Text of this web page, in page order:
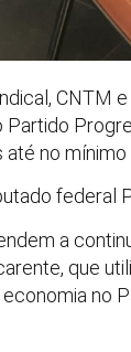
CNTM
Partido
no mínimo
federal
a
que
no